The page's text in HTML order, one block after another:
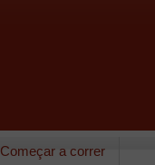
Começar a correr